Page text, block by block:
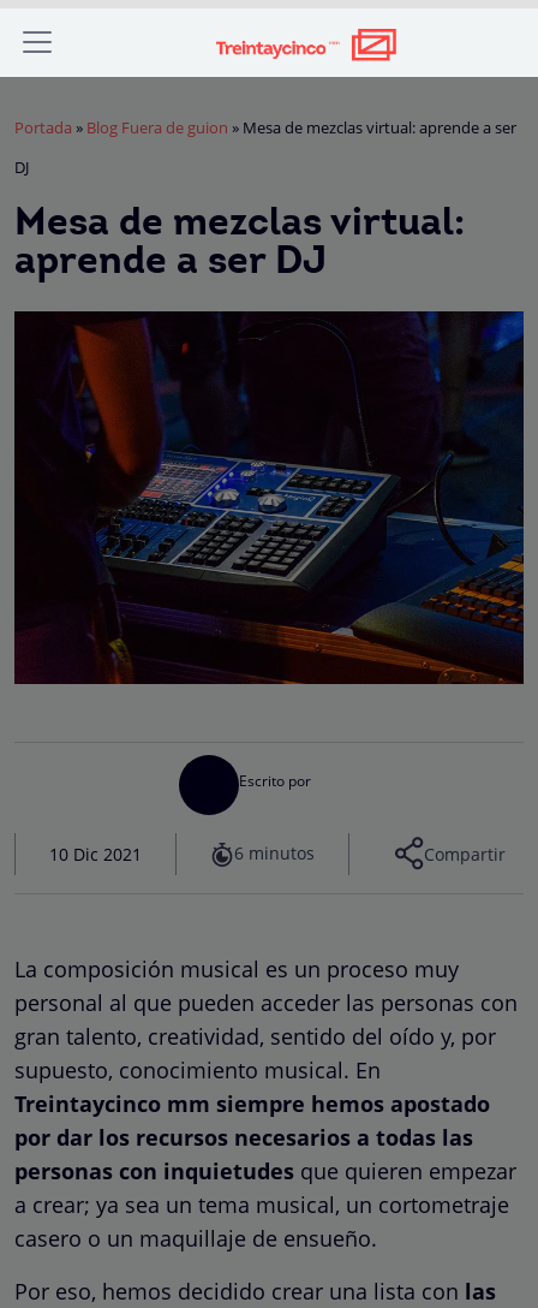
Portada » Blog Fuera de guion » Mesa de mezclas virtual: aprende a ser
DJ
Mesa de mezclas virtual:
aprende a ser DJ
Escrito por
10 Dic 2021 6 minutos Compartir
La composición musical es un proceso muy
personal al que pueden acceder las personas con
gran talento, creatividad, sentido del oído y, por
supuesto, conocimiento musical. En
Treintaycinco mm siempre hemos apostado
por dar los recursos necesarios a todas las
personas con inquietudes que quieren empezar
a crear; ya sea un tema musical, un cortometraje
casero o un maquillaje de ensueño.
Por eso, hemos decidido crear una lista con las